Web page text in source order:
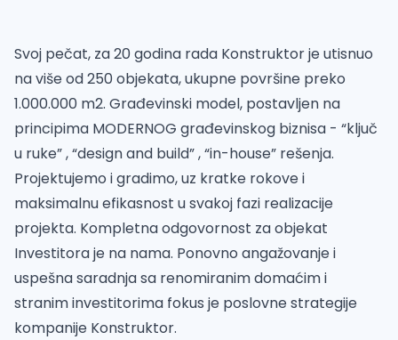
Svoj pečat, za 20 godina rada Konstruktor je utisnuo
na više od 250 objekata, ukupne površine preko
1.000.000 m2. Građevinski model, postavljen na
principima MODERNOG građevinskog biznisa - “ključ
u ruke” , “design and build” , “in-house” rešenja.
Projektujemo i gradimo, uz kratke rokove i
maksimalnu efikasnost u svakoj fazi realizacije
projekta. Kompletna odgovornost za objekat
Investitora je na nama. Ponovno angažovanje i
uspešna saradnja sa renomiranim domaćim i
stranim investitorima fokus je poslovne strategije
kompanije Konstruktor.